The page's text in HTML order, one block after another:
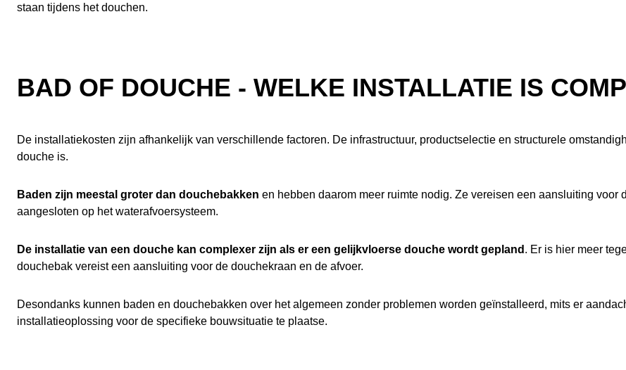
staan tijdens het douchen.
BAD OF DOUCHE - WELKE INSTALLATIE IS
De installatiekosten zijn afhankelijk van verschillende factoren. De infrastructuur, productselectie en structurele
douche is.
Baden zijn meestal groter dan douchebakken en hebben daarom meer ruimte nodig. Ze vereisen een aansluiting
aangesloten op het waterafvoersysteem.
De installatie van een douche kan complexer zijn als er een gelijkvloerse douche wordt gepland . Er is hier meer
douchebak vereist een aansluiting voor de douchekraan en de afvoer.
Desondanks kunnen baden en douchebakken over het algemeen zonder problemen worden geïnstalleerd, mits er
installatieoplossing voor de specifieke bouwsituatie te plaatse.